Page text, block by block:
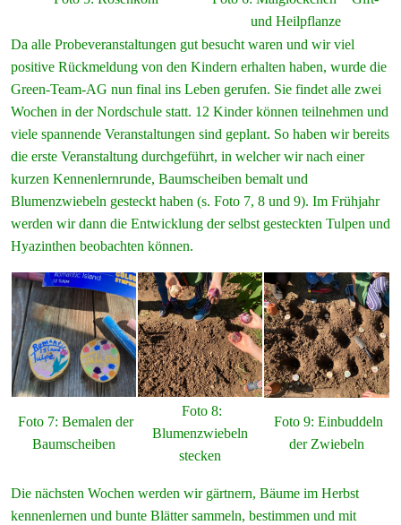
und Heilpflanze
Da alle Probeveranstaltungen gut besucht waren und wir viel
positive Rückmeldung von den Kindern erhalten haben, wurde die
Green-Team-AG nun final ins Leben gerufen. Sie findet alle zwei
Wochen in der Nordschule statt. 12 Kinder können teilnehmen und
viele spannende Veranstaltungen sind geplant. So haben wir bereits
die erste Veranstaltung durchgeführt, in welcher wir nach einer
kurzen Kennenlernrunde, Baumscheiben bemalt und
Blumenzwiebeln gesteckt haben (s. Foto 7, 8 und 9). Im Frühjahr
werden wir dann die Entwicklung der selbst gesteckten Tulpen und
Hyazinthen beobachten können.
Foto 7: Bemalen der
Baumscheiben
Foto 8:
Blumenzwiebeln
stecken
Foto 9: Einbuddeln
der Zwiebeln
Die nächsten Wochen werden wir gärtnern, Bäume im Herbst
kennenlernen und bunte Blätter sammeln, bestimmen und mit